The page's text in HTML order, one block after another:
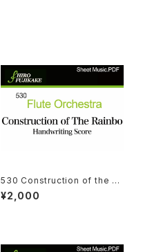
530 Construction of the Ra
inbow (Flute Orchestra)
¥2,000